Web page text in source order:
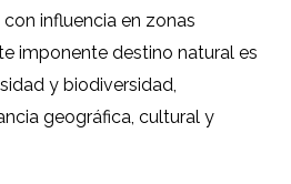
influencia en zonas
imponente destino natural es
y biodiversidad,
geográfica, cultural y